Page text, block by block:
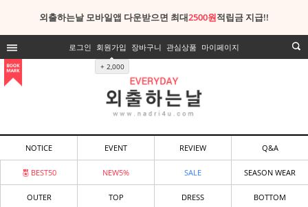
외출하는날 모바일앱 다운받으면 최대2500원적립금 지급!!
로그인 회원가입
+ 2,000
장바구니 관심상품 마이페이지
NOTICE EVENT REVIEW Q&A
BEST50 NEW5% SALE SEASON WEAR
OUTER TOP DRESS BOTTOM